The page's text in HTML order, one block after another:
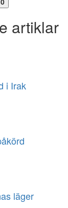
artiklar
i Irak
läger